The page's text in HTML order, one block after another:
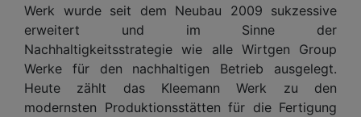
Werk wurde seit dem Neubau 2009 sukzessive
erweitert und im Sinne der
Nachhaltigkeitsstrategie wie alle Wirtgen Group
Werke für den nachhaltigen Betrieb ausgelegt.
Heute zählt das Kleemann Werk zu den
modernsten Produktionsstätten für die Fertigung